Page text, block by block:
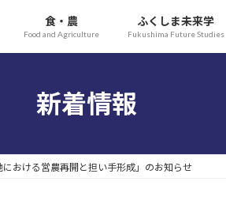
食・農
Food and Agriculture
ふくしま未来学
Fukushima Future Studies
新着情報
おける営農再開と担い手形成」のお知らせ